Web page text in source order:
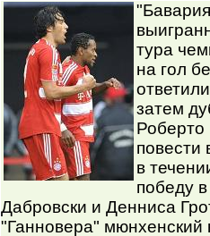
тура
на гол
затем
Роберто
повести
в
победу
Дабровски и Денниса
"Ганновера" мюнхенский